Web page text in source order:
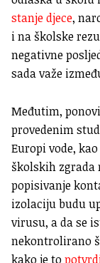
stanje djece,
i na školske
negativne
sada važe
Međutim,
provedenim
Europi vode,
školskih zgrada
popisivanje
izolaciju budu
virusu, a da se
nekontrolirano
kako je to